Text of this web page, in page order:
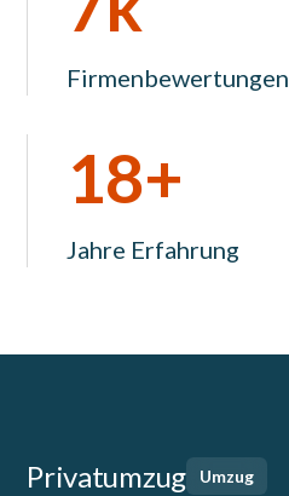
Firmenbewertungen
18+
Jahre Erfahrung
Privatumzug Umzug